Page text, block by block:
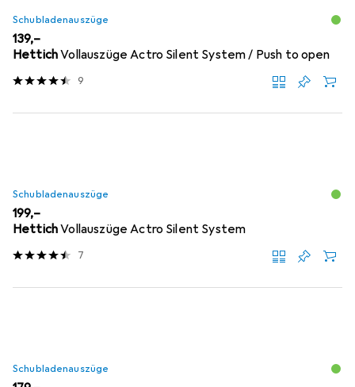
Schubladenauszüge
EUR
139,–
HettichVollauszüge Actro Silent System / Push to open
9
Schubladenauszüge
EUR
199,–
HettichVollauszüge Actro Silent System
7
Schubladenauszüge